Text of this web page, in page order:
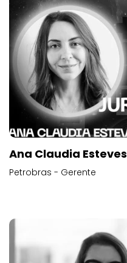
Ana Claudia Esteves
Petrobras - Gerente